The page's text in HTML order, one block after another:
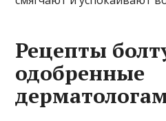
Рецепты
одобренные